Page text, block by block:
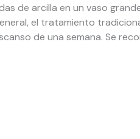
de arcilla en un vaso
el tratamiento
de una semana. Se